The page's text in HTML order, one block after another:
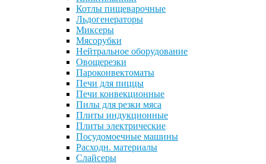
Котлы пищеварочные
Льдогенераторы
Миксеры
Мясорубки
Нейтральное оборудование
Овощерезки
Пароконвектоматы
Печи для пиццы
Печи конвекционные
Пилы для резки мяса
Плиты индукционные
Плиты электрические
Посудомоечные машины
Расходн. материалы
Слайсеры